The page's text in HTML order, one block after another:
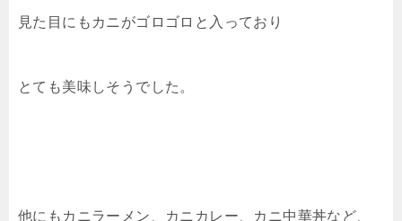
見た目にもカニがゴロゴロと入っており
とても美味しそうでした。
他にもカニラーメン、カニカレー、カニ中華丼など、